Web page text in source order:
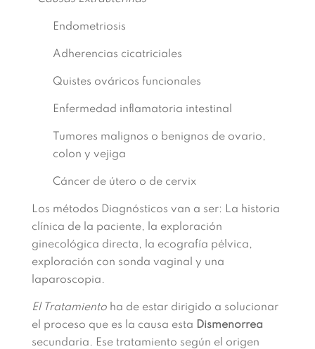
Endometriosis
Adherencias cicatriciales
Quistes ováricos funcionales
Enfermedad inflamatoria intestinal
Tumores malignos o benignos de ovario,
colon y vejiga
Cáncer de útero o de cervix
Los métodos Diagnósticos van a ser: La historia
clínica de la paciente, la exploración
ginecológica directa, la ecografía pélvica,
exploración con sonda vaginal y una
laparoscopia.
El Tratamientoha de estar dirigido a solucionar
el proceso que es la causa esta Dismenorrea
secundaria. Ese tratamiento según el origen